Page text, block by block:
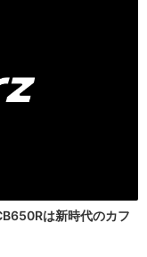
は新時代のカフ